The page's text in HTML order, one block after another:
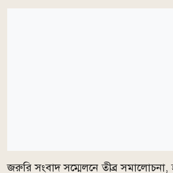
জরুরি সংবাদ সম্মেলনে তীব্র সমালোচনা,